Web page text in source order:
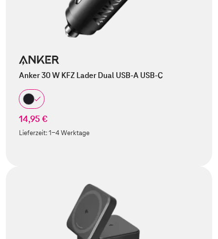
Anker 30 W KFZ Lader Dual USB-A USB-C
14,95 €
Lieferzeit:1-4 Werktage